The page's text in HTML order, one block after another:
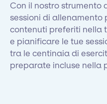
Con il nostro strumento
sessioni di allenamento
contenuti preferiti nella
e pianificare le tue
tra le centinaia di
preparate incluse nella